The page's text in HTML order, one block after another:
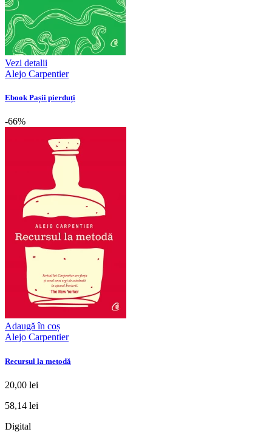
Vezi detalii
Alejo Carpentier
Ebook Pașii pierduți
-66%
Adaugă în coș
Alejo Carpentier
Recursul la metodă
20,00 lei
58,14 lei
Digital